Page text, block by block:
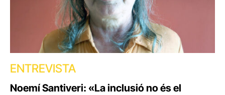
ENTREVISTA
Noemí Santiveri: «La inclusió no és el